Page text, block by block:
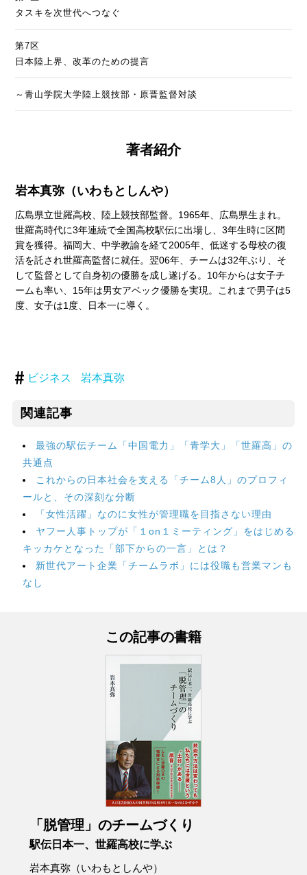
タスキを次世代へつなぐ
第7区
日本陸上界、改革のための提言
～青山学院大学陸上競技部・原晋監督対談
著者紹介
岩本真弥（いわもとしんや）
広島県立世羅高校、陸上競技部監督。1965年、広島県生まれ。
世羅高時代に3年連続で全国高校駅伝に出場し、3年生時に区間
賞を獲得。福岡大、中学教諭を経て2005年、低迷する母校の復
活を託され世羅高監督に就任。翌06年、チームは32年ぶり、そ
して監督として自身初の優勝を成し遂げる。10年からは女子チ
ームも率い、15年は男女アベック優勝を実現。これまで男子は5
度、女子は1度、日本一に導く。
ビジネス 岩本真弥
関連記事
最強の駅伝チーム「中国電力」「青学大」「世羅高」の
共通点
これからの日本社会を支える「チーム8人」のプロフィ
ールと、その深刻な分断
「女性活躍」なのに女性が管理職を目指さない理由
ヤフー人事トップが「１on１ミーティング」をはじめる
キッカケとなった「部下からの一言」とは？
新世代アート企業「チームラボ」には役職も営業マンも
なし
この記事の書籍
「脱管理」のチームづくり
駅伝日本一、世羅高校に学ぶ
岩本真弥（いわもとしんや）